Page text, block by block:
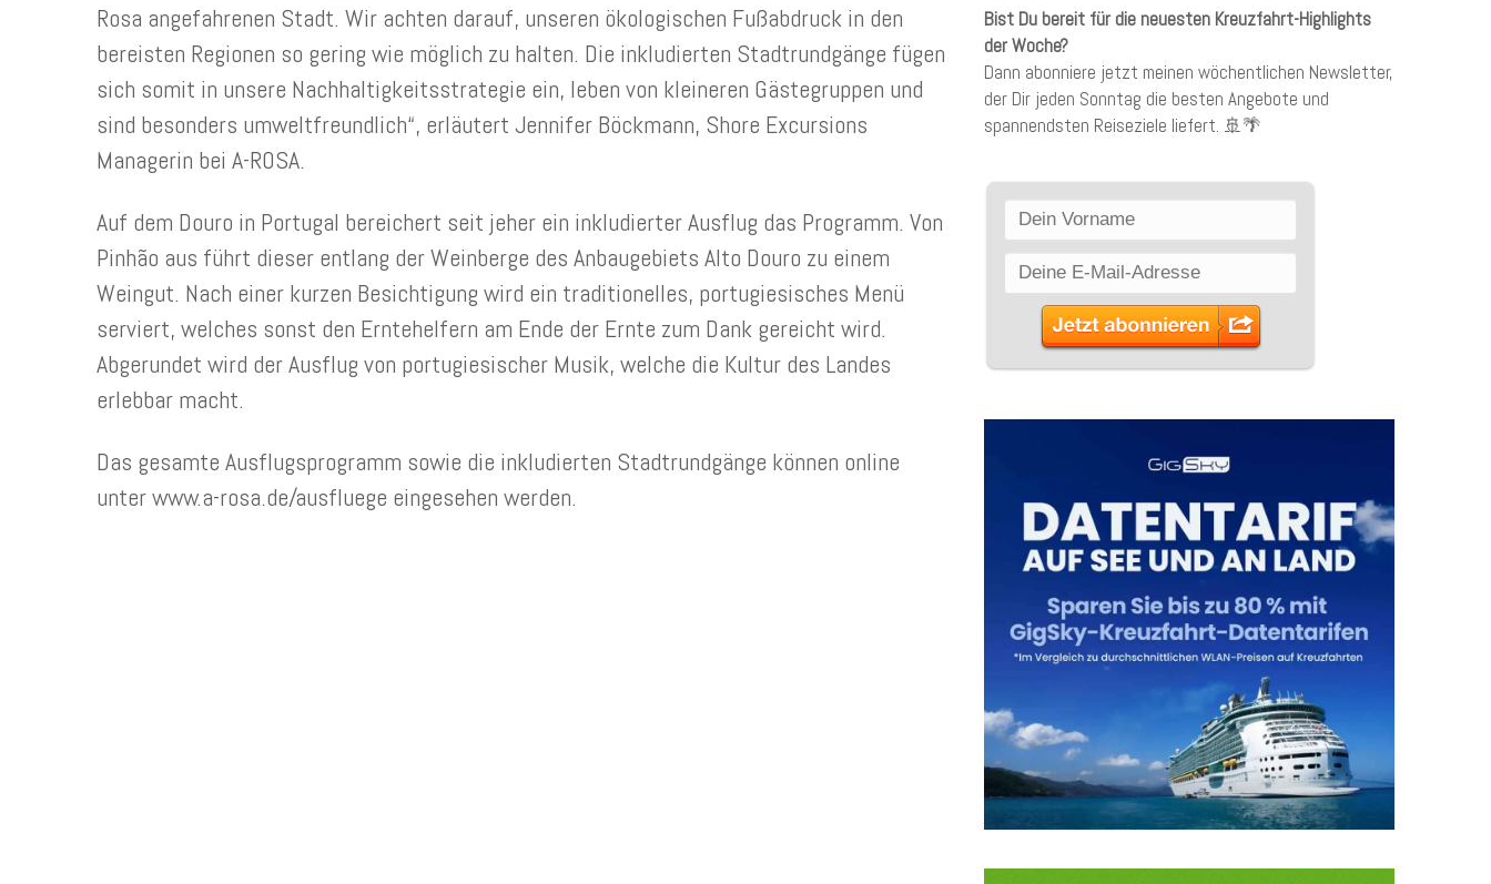
Rosa angefahrenen Stadt. Wir achten darauf, unseren ökologischen Fußabdruck in den
bereisten Regionen so gering wie möglich zu halten. Die inkludierten Stadtrundgänge fügen
sich somit in unsere Nachhaltigkeitsstrategie ein, leben von kleineren Gästegruppen und
sind besonders umweltfreundlich“, erläutert Jennifer Böckmann, Shore Excursions
Managerin bei A-ROSA.
Auf dem Douro in Portugal bereichert seit jeher ein inkludierter Ausflug das Programm. Von
Pinhão aus führt dieser entlang der Weinberge des Anbaugebiets Alto Douro zu einem
Weingut. Nach einer kurzen Besichtigung wird ein traditionelles, portugiesisches Menü
serviert, welches sonst den Erntehelfern am Ende der Ernte zum Dank gereicht wird.
Abgerundet wird der Ausflug von portugiesischer Musik, welche die Kultur des Landes
erlebbar macht.
Das gesamte Ausflugsprogramm sowie die inkludierten Stadtrundgänge können online
unter www.a-rosa.de/ausfluege eingesehen werden.
Bist Du bereit für die neuesten Kreuzfahrt-Highlights
der Woche?
Dann abonniere jetzt meinen wöchentlichen Newsletter,
der Dir jeden Sonntag die besten Angebote und
spannendsten Reiseziele liefert. 🚢🌴